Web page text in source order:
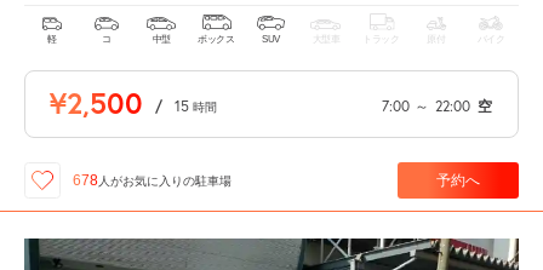
軽 コ 中型 ボックス SUV 大型車 トラック 原付 バイク
¥2,500 / 15 時間 7:00 ～ 22:00 空
678 人がお気に入りの駐車場 予約へ